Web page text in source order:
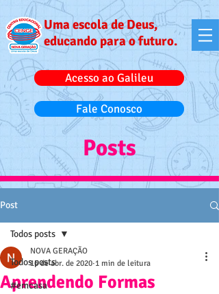
Uma escola de Deus,
educando para o futuro.
Acesso ao Galileu
Fale Conosco
Posts
Post
Todos posts
#emcasa
Todos posts
Aprendendo Formas
NOVA GERAÇÃO
16 de abr. de 2020 1 min de leitura